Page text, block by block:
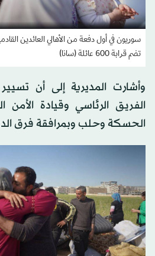
سوريون في أول دفعة من الأهالي العائدين
تضم قرابة 600 عائلة (سانا)
وأشارت المديرية إلى أن
الفريق الرئاسي وقيادة
الحسكة وحلب وبمرافقة فرق